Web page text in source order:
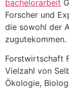
bachelorarbeit
Forscher und
die sowohl der
zugutekommen.
Forstwirtschaft
Vielzahl von
Ökologie,